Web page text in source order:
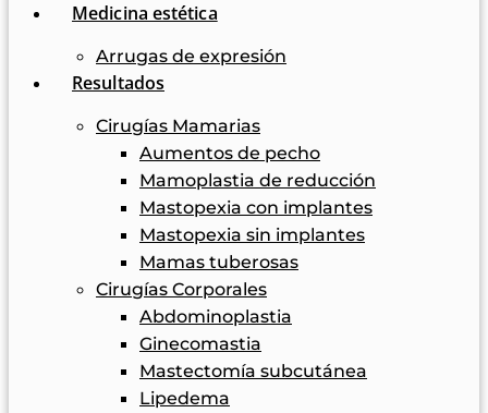
Medicina estética
Arrugas de expresión
Resultados
Cirugías Mamarias
Aumentos de pecho
Mamoplastia de reducción
Mastopexia con implantes
Mastopexia sin implantes
Mamas tuberosas
Cirugías Corporales
Abdominoplastia
Ginecomastia
Mastectomía subcutánea
Lipedema